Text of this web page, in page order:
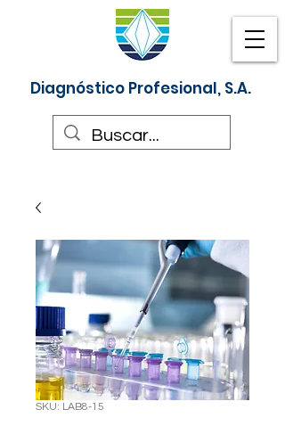
Diagnóstico Profesional, S.A.
SKU: LAB8-15